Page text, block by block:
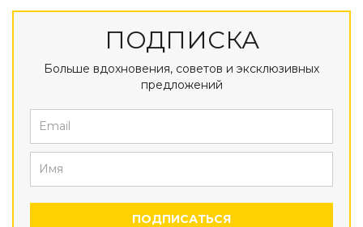
ПОДПИСКА
Больше вдохновения, советов и эксклюзивных
предложений
ПОДПИСАТЬСЯ